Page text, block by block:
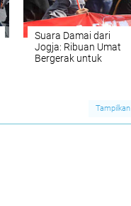
Suara Damai dari
Jogja: Ribuan Umat
Bergerak untuk
Tampilkan